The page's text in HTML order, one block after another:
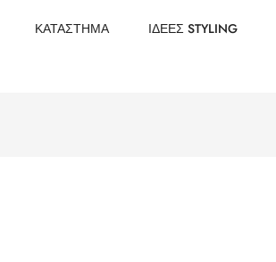
ΚΑΤΆΣΤΗΜΑ ΙΔΕΕΣ STYLING